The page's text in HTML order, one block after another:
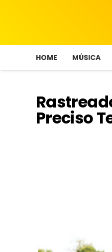
HOME MÚSICA
Preciso